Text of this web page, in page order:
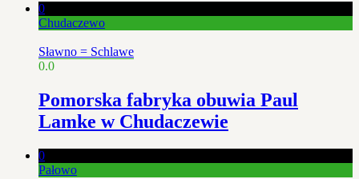
0
Chudaczewo
Sławno = Schlawe
0.0
Pomorska fabryka obuwia Paul
Lamke w Chudaczewie
0
Pałowo